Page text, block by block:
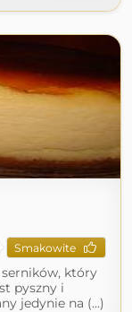
Smakowite
który
pyszny i
jedynie na (...)